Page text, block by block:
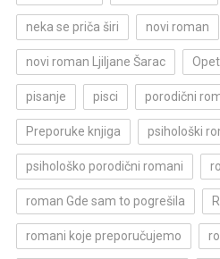
neka se priča širi novi roman
novi roman Ljiljane Šarac
pisanje pisci porodični
Preporuke knjiga psihološki
psihološko porodični romani
roman Gde sam to pogrešila
romani koje preporučujemo